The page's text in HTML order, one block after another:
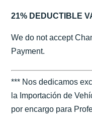
21% DEDUCTIBLE
We do not accept
Payment.
*** Nos dedicamos
la Importación de
por encargo para